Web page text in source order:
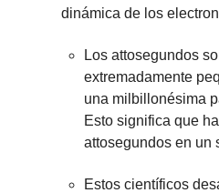
dinámica de los
Los attosegundos
extremadamente
una milbillonésima
Esto significa que
attosegundos en un
Estos científicos